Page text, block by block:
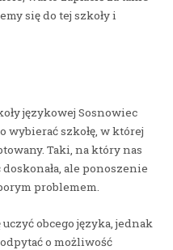
się do tej szkoły i
językowej Sosnowiec
szkołę, w której
Taki, na który nas
doskonała, ale ponoszenie
problemem.
obcego języka, jednak
o możliwość